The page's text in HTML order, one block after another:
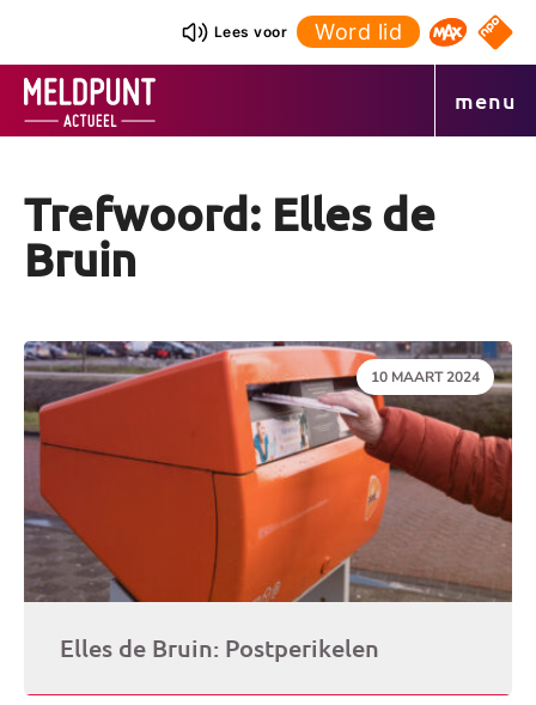
inhoud
Lees voor Word lid Omroep
NPO
menu
Trefwoord: Elles de
Bruin
DATUM:
10 MAART 2024
Elles de Bruin: Postperikelen